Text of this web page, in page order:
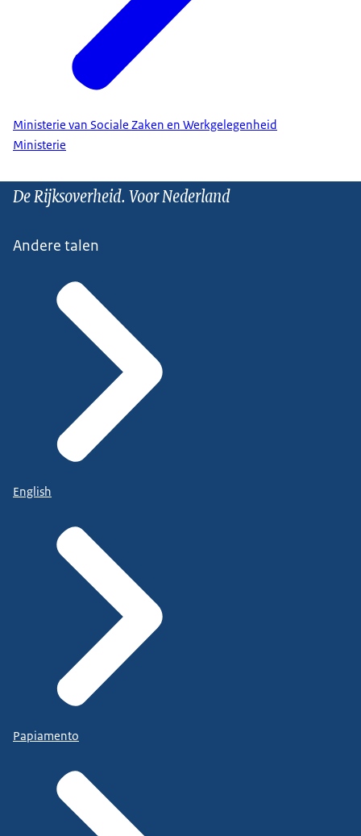
Ministerie van Sociale Zaken en Werkgelegenheid
Ministerie
De Rijksoverheid. Voor Nederland
Andere talen
English
Papiamento